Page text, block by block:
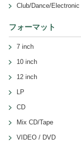
Club/Dance/Electronic
フォーマット
7 inch
10 inch
12 inch
LP
CD
Mix CD/Tape
VIDEO / DVD